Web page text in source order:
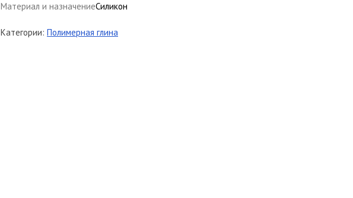
Материал и назначениеСиликон
Категории: Полимерная глина